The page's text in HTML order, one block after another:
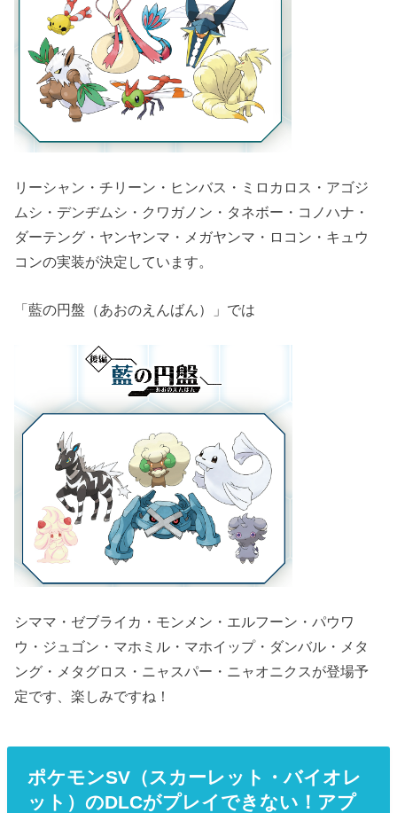
リーシャン・チリーン・ヒンバス・ミロカロス・アゴジ
ムシ・デンヂムシ・クワガノン・タネボー・コノハナ・
ダーテング・ヤンヤンマ・メガヤンマ・ロコン・キュウ
コンの実装が決定しています。
「藍の円盤（あおのえんばん）」では
シママ・ゼブライカ・モンメン・エルフーン・パウワ
ウ・ジュゴン・マホミル・マホイップ・ダンバル・メタ
ング・メタグロス・ニャスパー・ニャオニクスが登場予
定です、楽しみですね！
ポケモンSV（スカーレット・バイオレ
ット）のDLCがプレイできない！アプ